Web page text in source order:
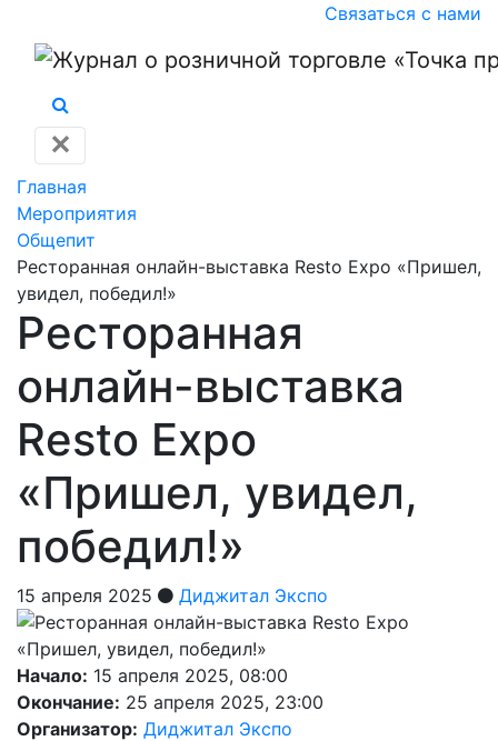
Связаться с нами
✕
Главная
Мероприятия
Общепит
Ресторанная онлайн-выставка Resto Expo «Пришел,
увидел, победил!»
Ресторанная
онлайн-выставка
Resto Expo
«Пришел, увидел,
победил!»
15 апреля 2025 Диджитал Экспо
Начало: 15 апреля 2025, 08:00
Окончание: 25 апреля 2025, 23:00
Организатор: Диджитал Экспо